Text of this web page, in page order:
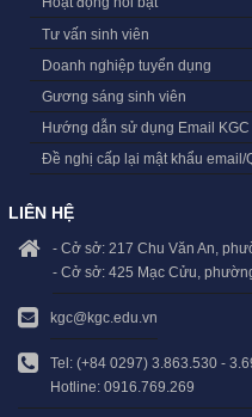
Tư vấn sinh viên
Doanh nghiệp tuyển dụng
Gương sáng sinh viên
Hướng dẫn sử dụng Email KGC
Đề nghị cấp lại mật khẩu email/
LIÊN HỆ
- Cở sở: 217 Chu Văn An,
- Cở sở: 425 Mạc Cửu,
kgc@kgc.edu.vn
Tel: (+84 0297) 3.863.530 -
Hotline: 0916.769.269